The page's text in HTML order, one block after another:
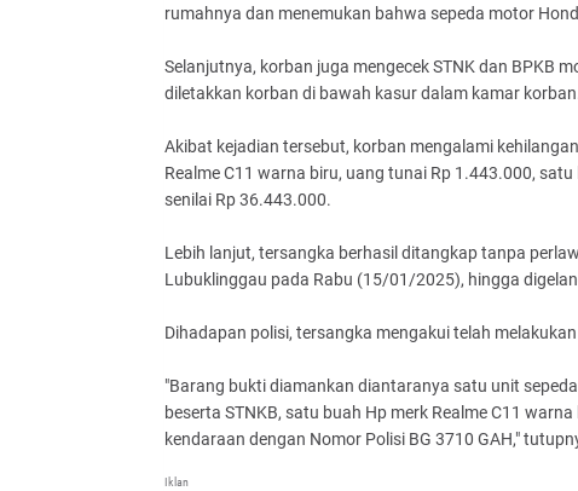
rumahnya dan menemukan bahwa sepeda motor
Selanjutnya, korban juga mengecek STNK dan BPKB
diletakkan korban di bawah kasur dalam kamar
Akibat kejadian tersebut, korban mengalami
Realme C11 warna biru, uang tunai Rp 1.443.000,
senilai Rp 36.443.000.
Lebih lanjut, tersangka berhasil ditangkap tanpa
Lubuklinggau pada Rabu (15/01/2025), hingga
Dihadapan polisi, tersangka mengakui telah
"Barang bukti diamankan diantaranya satu unit
beserta STNKB, satu buah Hp merk Realme C11
kendaraan dengan Nomor Polisi BG 3710 GAH,"
Iklan